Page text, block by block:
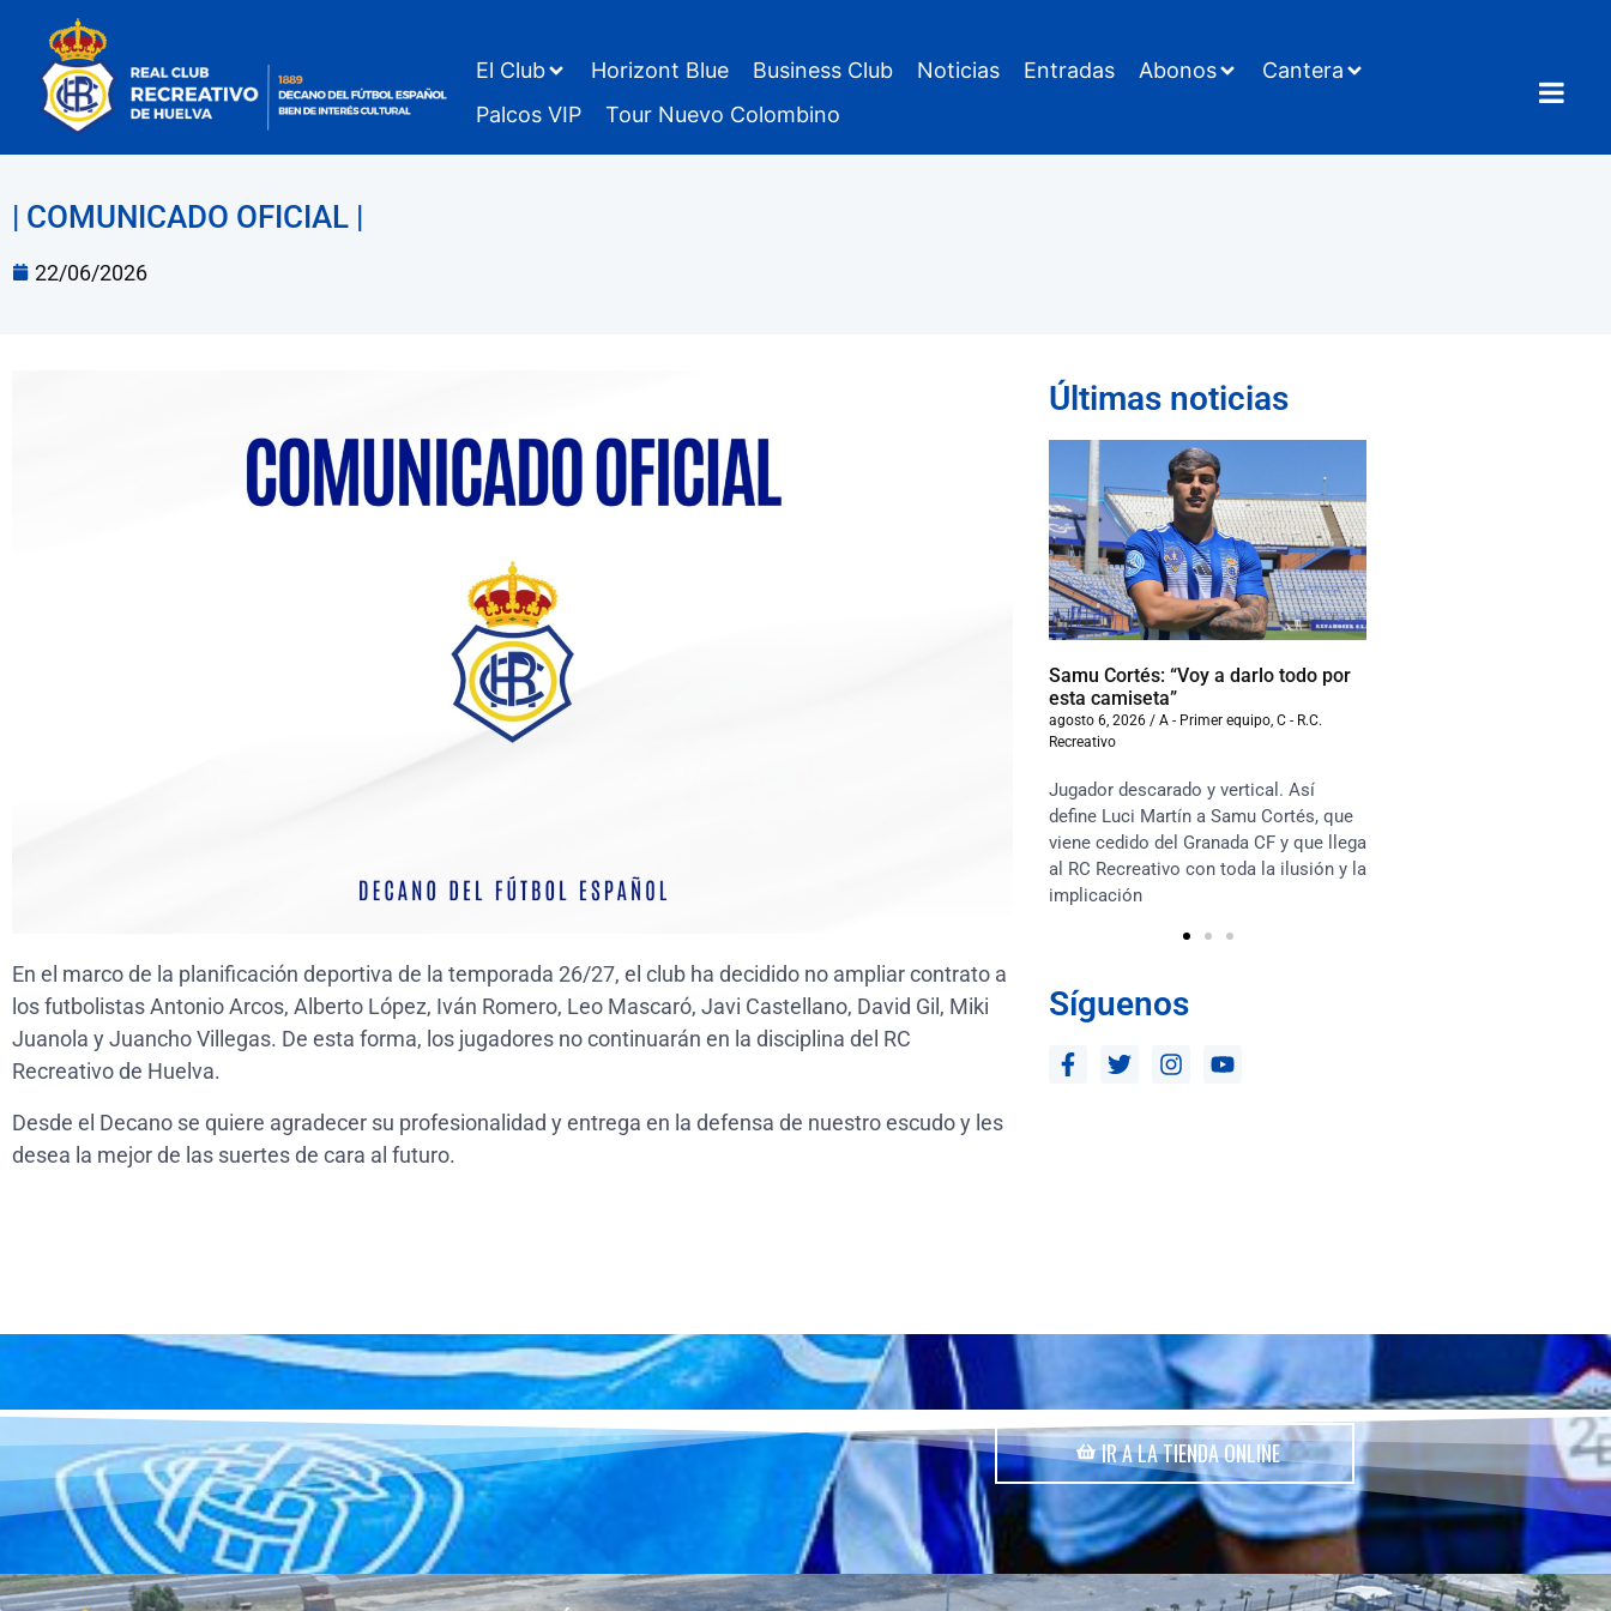
El Club Horizont Blue Business Club Noticias Entradas Abonos
Cantera
Palcos VIP
Tour Nuevo Colombino
| COMUNICADO OFICIAL |
22/06/2026
En el marco de la planificación deportiva de la temporada 26/27, el club ha decidido no ampliar contrato a
los futbolistas Antonio Arcos, Alberto López, Iván Romero, Leo Mascaró, Javi Castellano, David Gil, Miki
Juanola y Juancho Villegas. De esta forma, los jugadores no continuarán en la disciplina del RC
Recreativo de Huelva.
Desde el Decano se quiere agradecer su profesionalidad y entrega en la defensa de nuestro escudo y les
desea la mejor de las suertes de cara al futuro.
Últimas noticias
Samu Cortés: “Voy a darlo todo por
esta camiseta”
agosto 6, 2026 / A - Primer equipo, C - R.C.
Recreativo
Jugador descarado y vertical. Así
define Luci Martín a Samu Cortés, que
viene cedido del Granada CF y que llega
al RC Recreativo con toda la ilusión y la
implicación
Síguenos
IR A LA TIENDA ONLINE